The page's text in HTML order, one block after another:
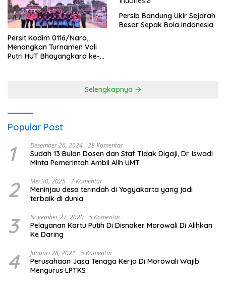
Persit Kodim 0116/Nara,
Menangkan Turnamen Voli
Putri HUT Bhayangkara ke-
Persib Bandung Ukir Sejarah
Besar Sepak Bola Indonesia
Selengkapnya
Popular Post
1 Desember 26, 2024 28 Komentar
Sudah 13 Bulan Dosen dan Staf Tidak Digaji, Dr. Iswadi
Minta Pemerintah Ambil Alih UMT
2 Mei 30, 2025 7 Komentar
Meninjau desa terindah di Yogyakarta yang jadi
terbaik di dunia
3 November 27, 2020 5 Komentar
Pelayanan Kartu Putih Di Disnaker Morowali Di Alihkan
Ke Daring
4 Januari 28, 2021 5 Komentar
Perusahaan Jasa Tenaga Kerja Di Morowali Wajib
Mengurus LPTKS